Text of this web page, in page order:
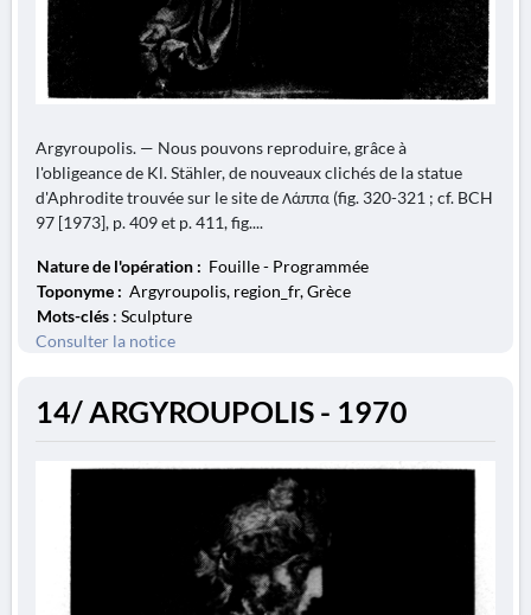
Argyroupolis. — Nous pouvons reproduire, grâce à
l'obligeance de Kl. Stähler, de nouveaux clichés de la statue
d'Aphrodite trouvée sur le site de Λάππα (fig. 320-321 ; cf. BCH
97 [1973], p. 409 et p. 411, fig....
Nature de l'opération : Fouille - Programmée
Toponyme : Argyroupolis, region_fr, Grèce
Mots-clés : Sculpture
Consulter la notice
14/ ARGYROUPOLIS - 1970